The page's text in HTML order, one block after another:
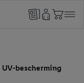
bescherming